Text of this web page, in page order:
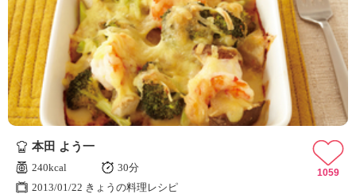
」
本田 よう一
240kcal
30分
2013/01/22 きょうの料理レシピ
1059